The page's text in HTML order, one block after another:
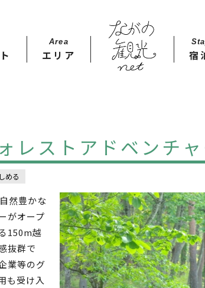
Area
エリア 宿
レストアドベンチ
める
然豊かな
がオープ
150m越
抜群で
業等のグ
も受け入